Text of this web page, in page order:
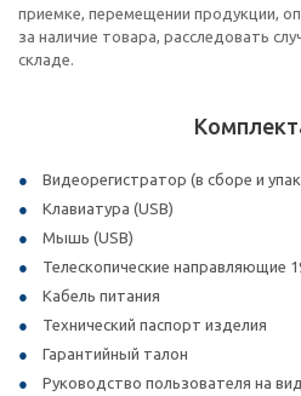
приемке, перемещении продукции,
за наличие товара, расследовать
складе.
Видеорегистратор (в сборе и
Клавиатура (USB)
Мышь (USB)
Телескопические направляющие
Кабель питания
Технический паспорт изделия
Гарантийный талон
Руководство пользователя на